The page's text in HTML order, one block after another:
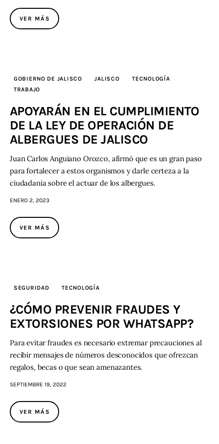
VER MÁS
GOBIERNO DE JALISCO JALISCO
TECNOLOGÍA
TRABAJO
APOYARÁN EN EL CUMPLIMIENTO
DE LA LEY DE OPERACIÓN DE
ALBERGUES DE JALISCO
Juan Carlos Anguiano Orozco, afirmó que es un gran paso
para fortalecer a estos organismos y darle certeza a la
ciudadanía sobre el actuar de los albergues.
ENERO 2, 2023
VER MÁS
SEGURIDAD TECNOLOGÍA
¿CÓMO PREVENIR FRAUDES Y
EXTORSIONES POR WHATSAPP?
Para evitar fraudes es necesario extremar precauciones al
recibir mensajes de números desconocidos que ofrezcan
regalos, becas o que sean amenazantes.
SEPTIEMBRE 19, 2022
VER MÁS